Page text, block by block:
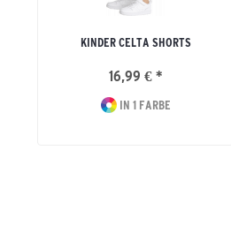
KINDER CELTA SHORTS
16,99 € *
IN 1 FARBE